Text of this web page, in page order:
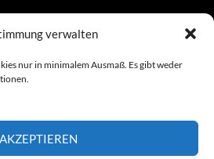
verwalten
nur in minimalem Ausmaß. Es gibt weder
AKZEPTIEREN
openELEC Pi 3 Pi 5Pi Zero PomodoPi
Pi 4Raspberry Pi 5
Pi OSRaspberry Pi Pico